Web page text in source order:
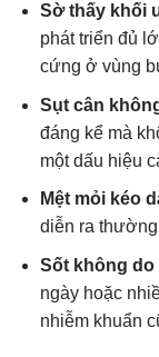
Sờ thấy khối
phát triển đủ
cứng ở vùng
Sụt cân
đáng kể mà
một dấu hiệu
Mệt mỏi kéo
diễn ra
Sốt không do
ngày hoặc
nhiễm khuẩn